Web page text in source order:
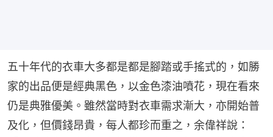
五十年代的衣車大多都是都是腳踏或手搖式的，如勝
家的出品便是經典黑色，以金色漆油噴花，現在看來
仍是典雅優美。雖然當時對衣車需求漸大，亦開始普
及化，但價錢昂貴，每人都珍而重之，余偉祥說：